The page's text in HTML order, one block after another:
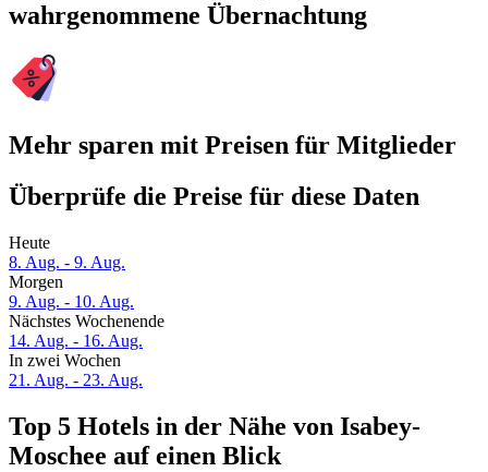
wahrgenommene Übernachtung
Mehr sparen mit Preisen für Mitglieder
Überprüfe die Preise für diese Daten
Heute
8. Aug. - 9. Aug.
Morgen
9. Aug. - 10. Aug.
Nächstes Wochenende
14. Aug. - 16. Aug.
In zwei Wochen
21. Aug. - 23. Aug.
Top 5 Hotels in der Nähe von Isabey-
Moschee auf einen Blick